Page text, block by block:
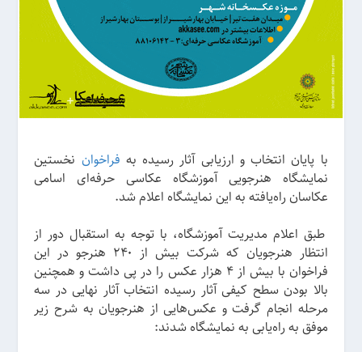
با پایان انتخاب و ارزیابی آثار رسیده به فراخوان نخستین
نمایشگاه هنرجویی آموزشگاه عکاسی حرفه‌ای اسامی
عکاسان راه‌یافته به این نمایشگاه اعلام شد.
طبق اعلام مدیریت آموزشگاه، با توجه به استقبال دور از
انتظار هنرجویان که شرکت بیش از ۲۴۰ هنرجو در این
فراخوان با بیش از ۴ هزار عکس را در پی داشت و همچنین
بالا بودن سطح کیفی آثار رسیده انتخاب آثار نهایی در سه
مرحله انجام گرفت و عکس‌هایی از هنرجویان به شرح زیر
موفق به راه‌یابی به نمایشگاه شدند: